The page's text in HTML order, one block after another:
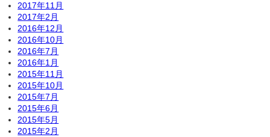
2017年11月
2017年2月
2016年12月
2016年10月
2016年7月
2016年1月
2015年11月
2015年10月
2015年7月
2015年6月
2015年5月
2015年2月